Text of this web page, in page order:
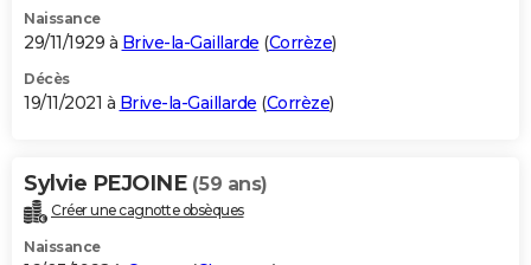
Naissance
29/11/1929 à Brive-la-Gaillarde (Corrèze)
Décès
19/11/2021 à Brive-la-Gaillarde (Corrèze)
Sylvie PEJOINE (59 ans)
Créer une cagnotte obsèques
Naissance